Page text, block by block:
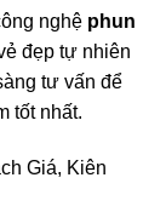
nghệ phun
đẹp tự nhiên
tư vấn để
tốt nhất.
Giá, Kiên